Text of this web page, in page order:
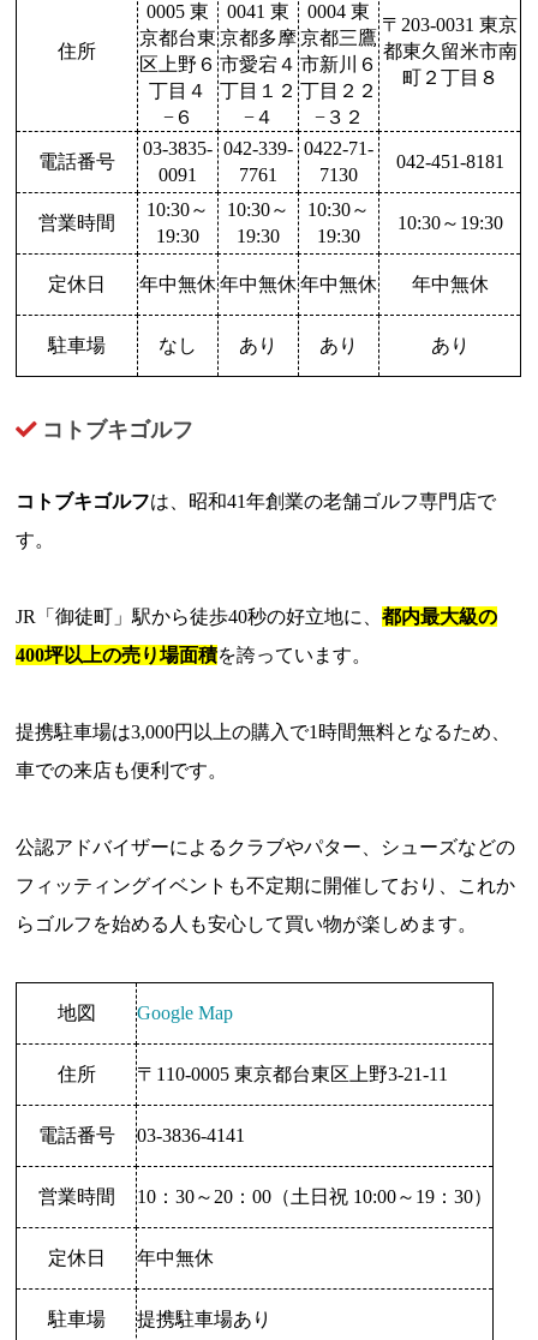
住所
0005 東
京都台東
区上野６
丁目４
−６
0041 東
京都多摩
市愛宕４
丁目１２
−４
0004 東
京都三鷹
市新川６
丁目２２
−３２
〒203-0031 東京
都東久留米市南
町２丁目８
電話番号
03-3835-
0091
042-339-
7761
0422-71-
7130
042-451-8181
営業時間
10:30～
19:30
10:30～
19:30
10:30～
19:30
10:30～19:30
定休日 年中無休 年中無休 年中無休 年中無休
駐車場 なし あり あり あり
コトブキゴルフ
コトブキゴルフは、昭和41年創業の老舗ゴルフ専門店で
す。
JR「御徒町」駅から徒歩40秒の好立地に、都内最大級の
400坪以上の売り場面積を誇っています。
提携駐車場は3,000円以上の購入で1時間無料となるため、
車での来店も便利です。
公認アドバイザーによるクラブやパター、シューズなどの
フィッティングイベントも不定期に開催しており、これか
らゴルフを始める人も安心して買い物が楽しめます。
地図 Google Map
住所 〒110-0005 東京都台東区上野3-21-11
電話番号 03-3836-4141
営業時間 10：30～20：00（土日祝 10:00～19：30）
定休日 年中無休
駐車場 提携駐車場あり